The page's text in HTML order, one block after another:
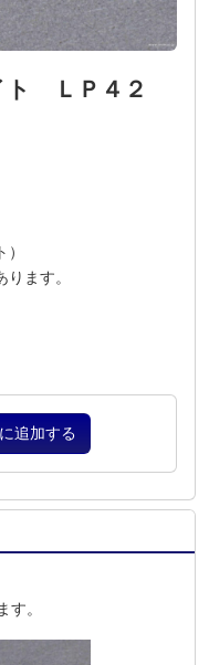
ト ＬＰ４２
ます。
追加する
。